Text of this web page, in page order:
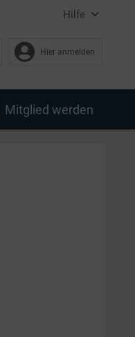
Hilfe
Hier anmelden
Mitglied werden